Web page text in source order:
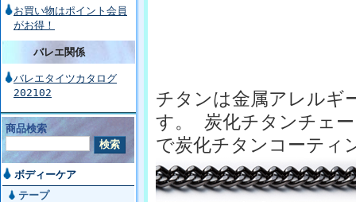
お買い物はポイント会員
がお得！
バレエ関係
バレエタイツカタログ
202102
商品検索
ボディーケア
テープ
チタンは金属アレルギ
す。 炭化チタンチェ
で炭化チタンコーティ